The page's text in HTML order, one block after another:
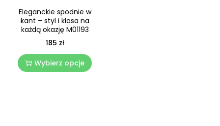
Eleganckie spodnie w
kant – styl i klasa na
każdą okazję M01193
185 zł
Wybierz opcje